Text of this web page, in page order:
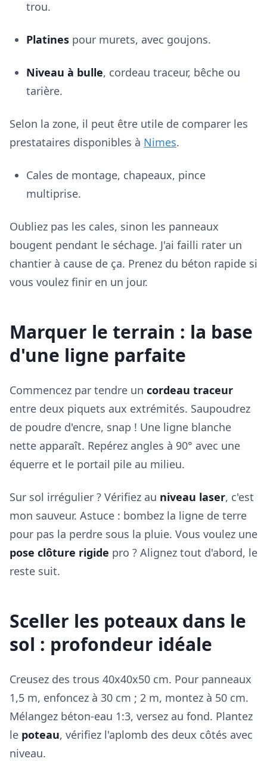
trou.
Platines pour murets, avec goujons.
Niveau à bulle, cordeau traceur, bêche ou
tarière.
Selon la zone, il peut être utile de comparer les
prestataires disponibles à Nimes.
Cales de montage, chapeaux, pince
multiprise.
Oubliez pas les cales, sinon les panneaux
bougent pendant le séchage. J'ai failli rater un
chantier à cause de ça. Prenez du béton rapide si
vous voulez finir en un jour.
Marquer le terrain : la base
d'une ligne parfaite
Commencez par tendre un cordeau traceur
entre deux piquets aux extrémités. Saupoudrez
de poudre d'encre, snap ! Une ligne blanche
nette apparaît. Repérez angles à 90° avec une
équerre et le portail pile au milieu.
Sur sol irrégulier ? Vérifiez au niveau laser, c'est
mon sauveur. Astuce : bombez la ligne de terre
pour pas la perdre sous la pluie. Vous voulez une
pose clôture rigide pro ? Alignez tout d'abord, le
reste suit.
Sceller les poteaux dans le
sol : profondeur idéale
Creusez des trous 40x40x50 cm. Pour panneaux
1,5 m, enfoncez à 30 cm ; 2 m, montez à 50 cm.
Mélangez béton-eau 1:3, versez au fond. Plantez
le poteau, vérifiez l'aplomb des deux côtés avec
niveau.